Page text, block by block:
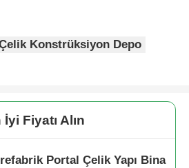
Konstrüksiyon Depo
İyi Fiyatı Alın
Portal Çelik Yapı Bina